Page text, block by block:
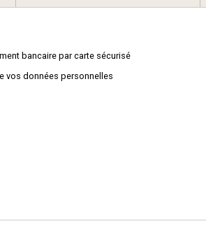
bancaire par carte sécurisé
vos données personnelles